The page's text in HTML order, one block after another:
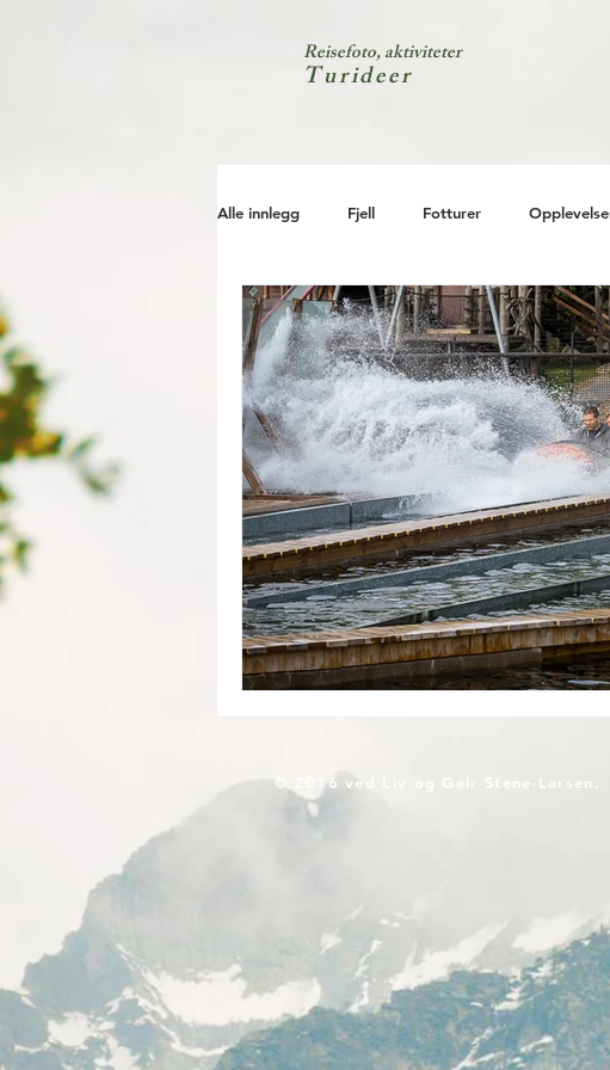
Reisefoto, aktiviteter
Turideer
Alle innlegg Fjell Fotturer
Kyst Natur Test
© 2016 ved Liv og Geir Stene-Larsen.